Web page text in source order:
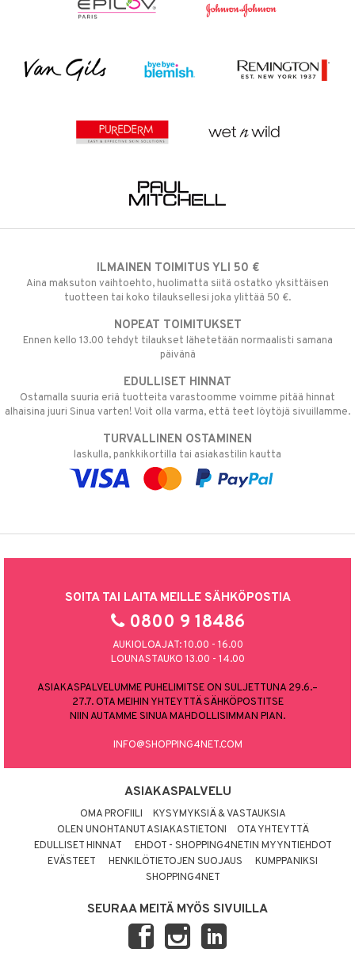
ILMAINEN TOIMITUS YLI 50 €
Aina maksuton vaihtoehto, huolimatta siitä ostatko yksittäisen
tuotteen tai koko tilauksellesi joka ylittää 50 €.
NOPEAT TOIMITUKSET
Ennen kello 13.00 tehdyt tilaukset lähetetään normaalisti samana
päivänä
EDULLISET HINNAT
Ostamalla suuria eriä tuotteita varastoomme voimme pitää hinnat
alhaisina juuri Sinua varten! Voit olla varma, että teet löytöjä sivuillamme.
TURVALLINEN OSTAMINEN
laskulla, pankkikortilla tai asiakastilin kautta
SOITA TAI LAITA MEILLE SÄHKÖPOSTIA
0800 9 18486
AUKIOLOAJAT: 10.00 - 16.00
LOUNASTAUKO 13.00 - 14.00
ASIAKASPALVELUMME PUHELIMITSE ON SULJETTUNA 29.6.–
27.7. OTA MEIHIN YHTEYTTÄ SÄHKÖPOSTITSE
NIIN AUTAMME SINUA MAHDOLLISIMMAN PIAN.
INFO@SHOPPING4NET.COM
ASIAKASPALVELU
OMA PROFIILI
KYSYMYKSIÄ & VASTAUKSIA
OLEN UNOHTANUT ASIAKASTIETONI
OTA YHTEYTTÄ
EDULLISET HINNAT
EHDOT - SHOPPING4NETIN MYYNTIEHDOT
EVÄSTEET
HENKILÖTIETOJEN SUOJAUS
KUMPPANIKSI
SHOPPING4NET
SEURAA MEITÄ MYÖS SIVUILLA